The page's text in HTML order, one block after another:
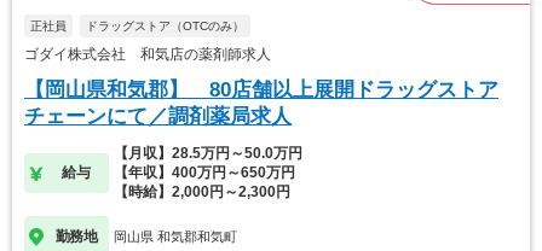
正社員 ドラッグストア（OTCのみ）
ゴダイ株式会社 和気店の薬剤師求人
【岡山県和気郡】 80店舗以上展開ドラッグストア
チェーンにて／調剤薬局求人
給与
【月収】28.5万円～50.0万円
【年収】400万円～650万円
【時給】2,000円～2,300円
勤務地 岡山県 和気郡和気町